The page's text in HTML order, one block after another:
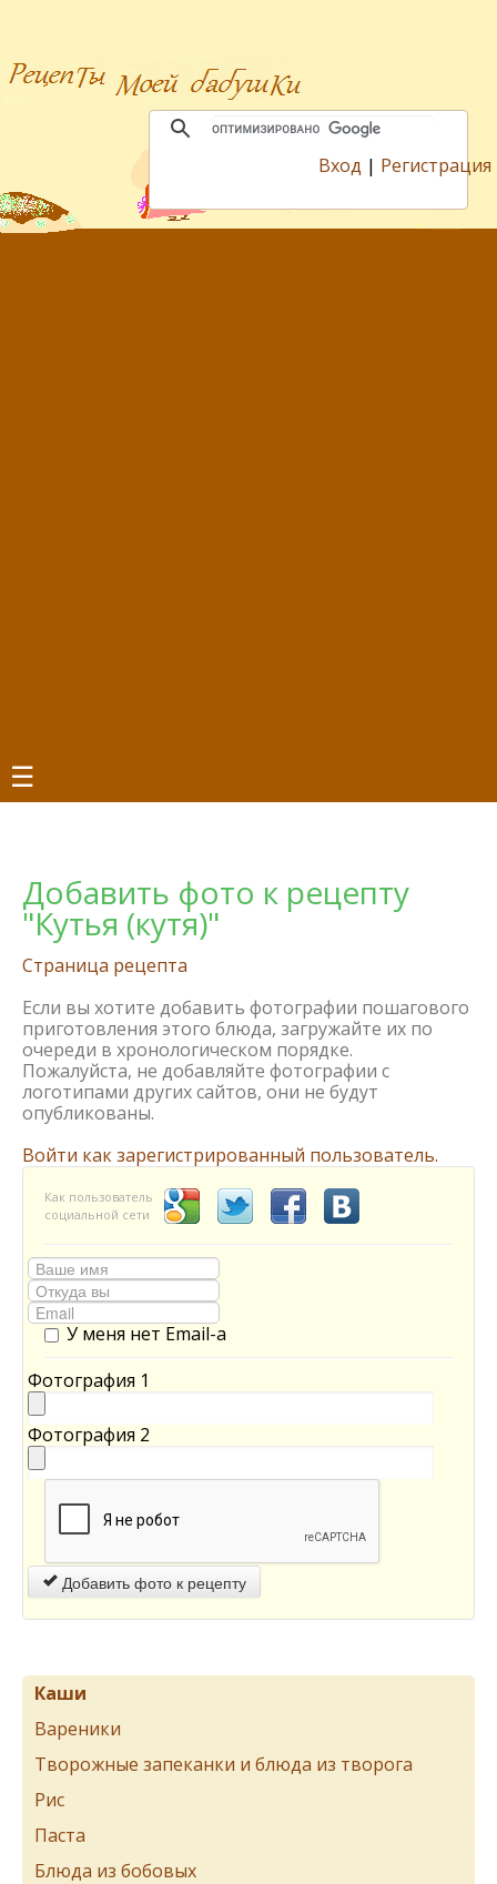
Вход | Регистрация
☰
Добавить фото к рецепту
"Кутья (кутя)"
Страница рецепта
Если вы хотите добавить фотографии пошагового
приготовления этого блюда, загружайте их по
очереди в хронологическом порядке.
Пожалуйста, не добавляйте фотографии с
логотипами других сайтов, они не будут
опубликованы.
Войти как зарегистрированный пользователь.
Как пользователь
социальной сети
У меня нет Email-а
Фотография 1
Фотография 2
Добавить фото к рецепту
Каши
Вареники
Творожные запеканки и блюда из творога
Рис
Паста
Блюда из бобовых